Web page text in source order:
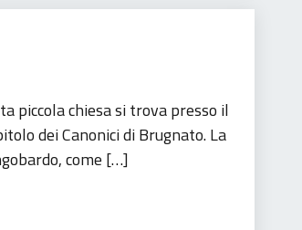
piccola chiesa si trova presso il
dei Canonici di Brugnato. La
come […]